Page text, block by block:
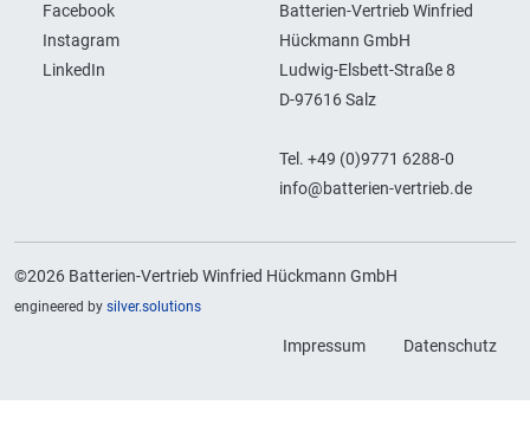
Facebook
Instagram
LinkedIn
Batterien-Vertrieb Winfried
Hückmann GmbH
Ludwig-Elsbett-Straße 8
D-97616 Salz
Tel. +49 (0)9771 6288-0
info@batterien-vertrieb.de
©2026 Batterien-Vertrieb Winfried Hückmann GmbH
engineered by silver.solutions
Impressum Datenschutz